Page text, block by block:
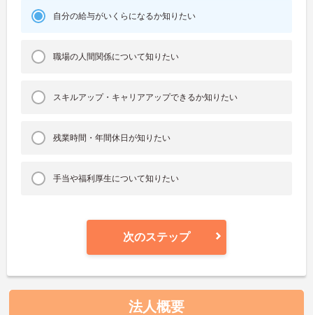
自分の給与がいくらになるか知りたい
職場の人間関係について知りたい
スキルアップ・キャリアアップできるか知りたい
残業時間・年間休日が知りたい
手当や福利厚生について知りたい
次のステップ
法人概要